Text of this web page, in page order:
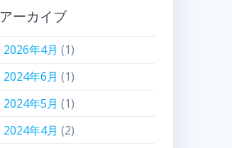
アーカイブ
2026年4月 (1)
2024年6月 (1)
2024年5月 (1)
2024年4月 (2)